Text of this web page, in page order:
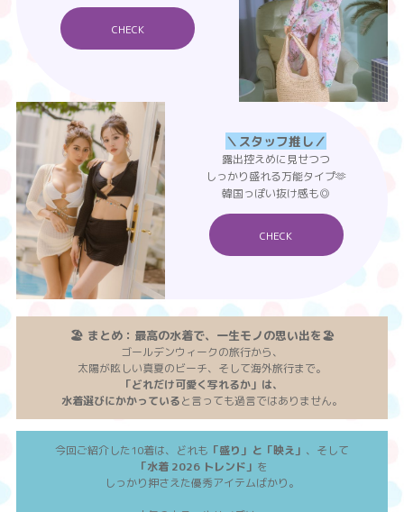
CHECK
＼スタッフ推し／
露出控えめに見せつつ
しっかり盛れる万能タイプ🫶
韓国っぽい抜け感も◎
CHECK
🏖️ まとめ：最高の水着で、一生モノの思い出を🏖️
ゴールデンウィークの旅行から、
太陽が眩しい真夏のビーチ、そして海外旅行まで。
「どれだけ可愛く写れるか」は、
水着選びにかかっていると言っても過言ではありません。
今回ご紹介した10着は、どれも 「盛り」と「映え」 、そして
「水着 2026 トレンド」 を
しっかり押さえた優秀アイテムばかり。